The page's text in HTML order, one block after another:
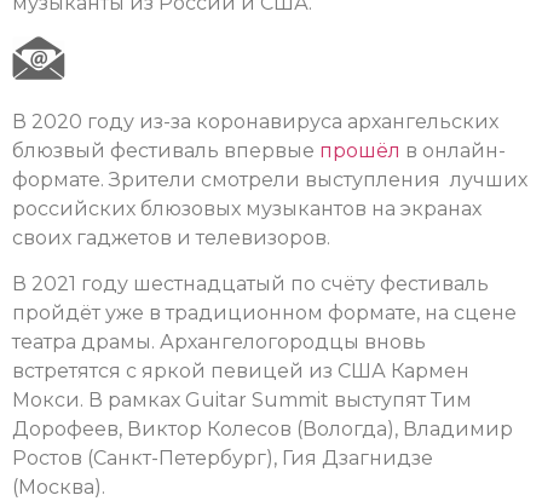
В 2020 году из-за коронавируса архангельских
блюзвый фестиваль впервые прошёл в онлайн-
формате. Зрители смотрели выступления лучших
российских блюзовых музыкантов на экранах
своих гаджетов и телевизоров.
В 2021 году шестнадцатый по счёту фестиваль
пройдёт уже в традиционном формате, на сцене
театра драмы. Архангелогородцы вновь
встретятся с яркой певицей из США Кармен
Мокси. В рамках Guitar Summit выступят Тим
Дорофеев, Виктор Колесов (Вологда), Владимир
Ростов (Санкт-Петербург), Гия Дзагнидзе
(Москва).